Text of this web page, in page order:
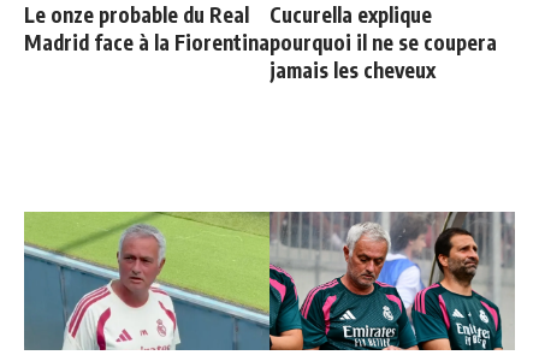
Le onze probable du Real
Madrid face à la Fiorentina
Cucurella explique
pourquoi il ne se coupera
jamais les cheveux